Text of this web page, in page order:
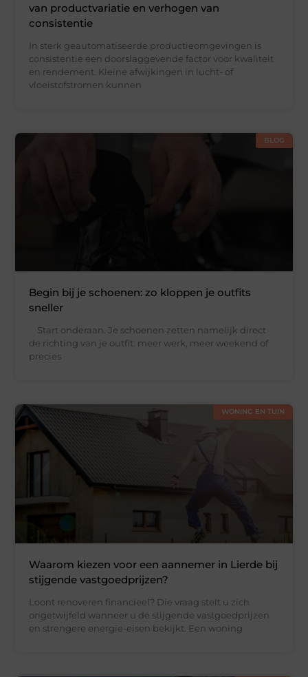
van productvariatie en verhogen van
consistentie
In sterk geautomatiseerde productieomgevingen is
consistentie een doorslaggevende factor voor kwaliteit
en rendement. Kleine afwijkingen in lucht- of
vloeistofstromen kunnen
BLOG
Begin bij je schoenen: zo kloppen je outfits
sneller
Start onderaan. Je schoenen zetten namelijk direct
de richting van je outfit: meer werk, meer weekend of
precies
WONING EN TUIN
Waarom kiezen voor een aannemer in Lierde bij
stijgende vastgoedprijzen?
Loont renoveren financieel? Die vraag stelt u zich
ongetwijfeld wanneer u de stijgende vastgoedprijzen
en strengere energie-eisen bekijkt. Een woning